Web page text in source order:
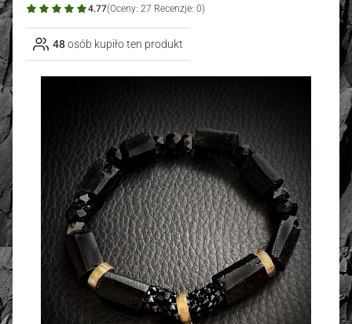
4.77(Oceny: 27 Recenzje: 0)
48osób kupiło ten produkt